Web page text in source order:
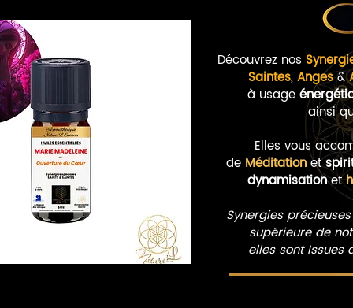
Découvrez nos
Saintes, Anges&
à usage
ainsi
Elles vous
de Méditationet
dynamisationet
Synergies
supérieure de
elles sont Issues